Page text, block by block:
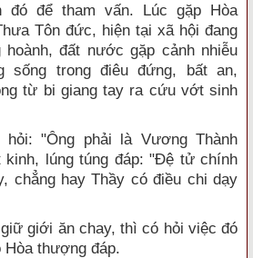
đó để tham vấn. Lúc gặp Hòa
Tôn đức, hiện tại xã hội đang
đất nước gặp cảnh nhiễu
sống trong điêu đứng, bất an,
từ bi giang tay ra cứu vớt sinh
"Ông phải là Vương Thành
kinh, lúng túng đáp: "Đệ tử chính
chẳng hay Thầy có điều chi dạy
giới ăn chay, thì có hỏi việc đó
thượng đáp.